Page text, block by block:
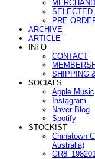
PRE-
ARCHIVE
ARTICLE
INFO
CONTACT
SHIPPING
SOCIALS
Apple Music
Instagram
Naver Blog
Spotify
STOCKIST
Chinatown
Australia)